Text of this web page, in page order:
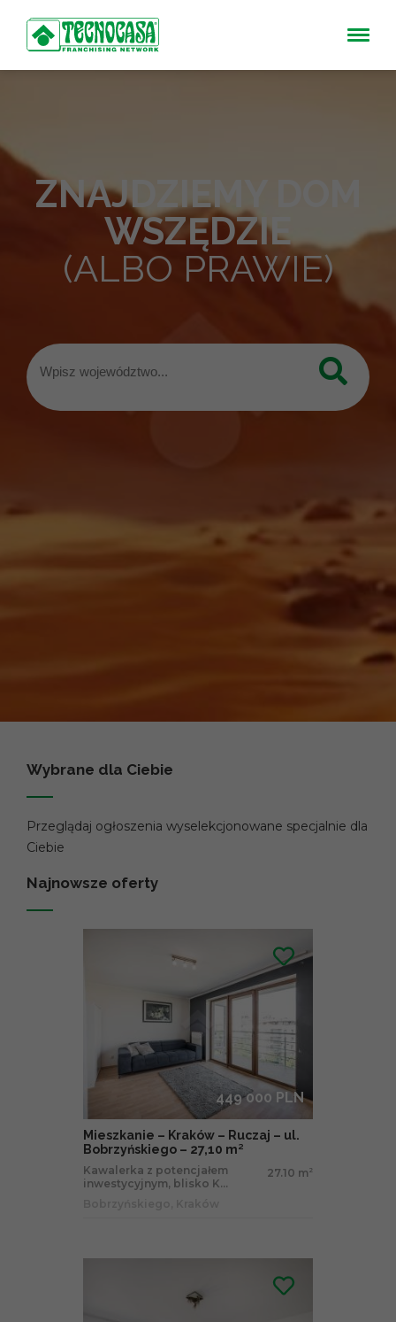
ZNAJDZIEMY DOM
WSZĘDZIE
(ALBO PRAWIE)
Wybrane dla Ciebie
Przeglądaj ogłoszenia wyselekcjonowane specjalnie dla
Ciebie
Najnowsze oferty
449 000 PLN
Mieszkanie – Kraków – Ruczaj – ul.
Bobrzyńskiego – 27,10 m²
Kawalerka z potencjałem
inwestycyjnym, blisko K...
27.10 m 2